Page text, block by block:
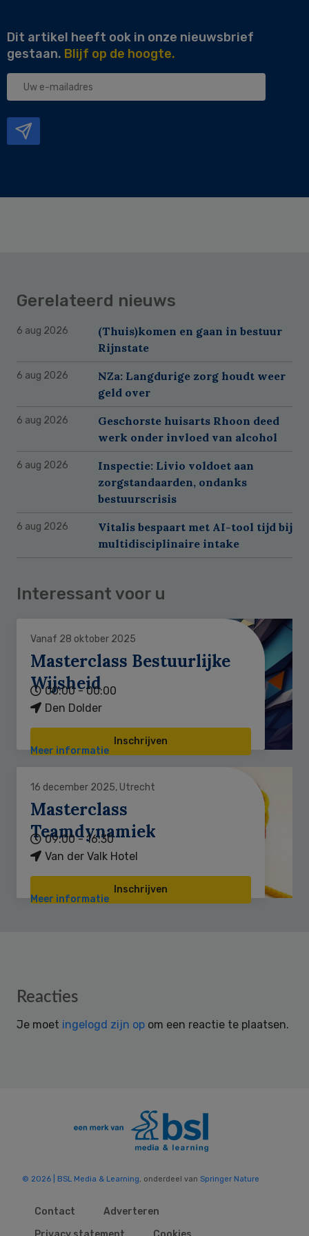
Dit artikel heeft ook in onze nieuwsbrief
gestaan. Blijf op de hoogte.
Uw
Gerelateerd nieuws
6 aug 2026
(Thuis)komen en gaan in bestuur
Rijnstate
6 aug 2026
NZa: Langdurige zorg houdt weer
geld over
6 aug 2026
Geschorste huisarts Rhoon deed
werk onder invloed van alcohol
6 aug 2026
Inspectie: Livio voldoet aan
zorgstandaarden, ondanks
bestuurscrisis
6 aug 2026
Vitalis bespaart met AI-tool tijd bij
multidisciplinaire intake
Interessant voor u
Vanaf 28 oktober 2025
Masterclass Bestuurlijke
Wijsheid
00:00 - 00:00
Den Dolder
Inschrijven
Meer informatie
16 december 2025, Utrecht
Masterclass
Teamdynamiek
09:00 - 16:30
Van der Valk Hotel
Inschrijven
Meer informatie
Reader
Reacties
Je moet ingelogd zijn op om een reactie te plaatsen.
© 2026 | BSL Media & Learning, onderdeel van Springer Nature
Contact
Adverteren